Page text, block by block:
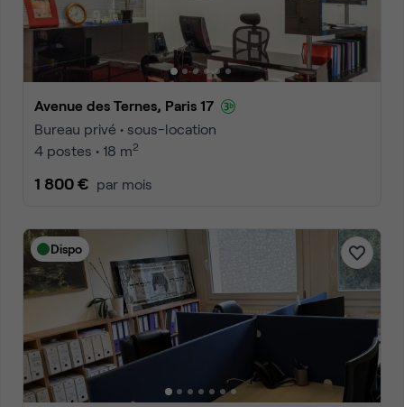
Avenue des Ternes, Paris 17
Bureau privé • sous-location
4 postes • 18 m2
1 800 € par mois
Dispo